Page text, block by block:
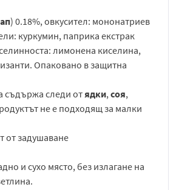
) 0.18%, овкусител: мононатриев
куркумин, паприка екстрак
лимонена киселина,
Опаковано в защитна
съдържа следи отядки,соя,
не е подходящ за малки
от задушаване
и сухо място, без излагане на